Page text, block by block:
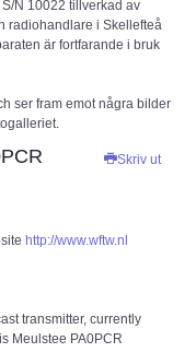
N 10022 tillverkad av
radiohandlare i Skellefteå
är fortfarande i bruk
ser fram emot några bilder
Skriv ut
http://www.wftw.nl
transmitter, currently
Meulstee PA0PCR